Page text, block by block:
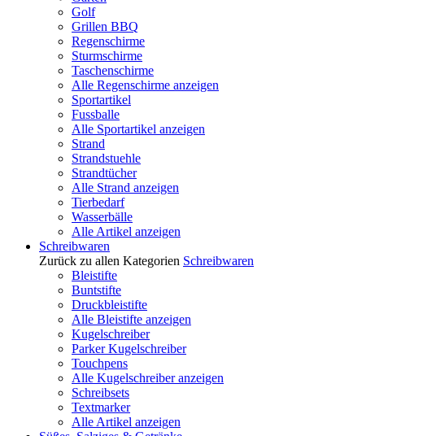
Golf
Grillen BBQ
Regenschirme
Sturmschirme
Taschenschirme
Alle Regenschirme anzeigen
Sportartikel
Fussballe
Alle Sportartikel anzeigen
Strand
Strandstuehle
Strandtücher
Alle Strand anzeigen
Tierbedarf
Wasserbälle
Alle Artikel anzeigen
Schreibwaren
Zurück zu allen Kategorien Schreibwaren
Bleistifte
Buntstifte
Druckbleistifte
Alle Bleistifte anzeigen
Kugelschreiber
Parker Kugelschreiber
Touchpens
Alle Kugelschreiber anzeigen
Schreibsets
Textmarker
Alle Artikel anzeigen